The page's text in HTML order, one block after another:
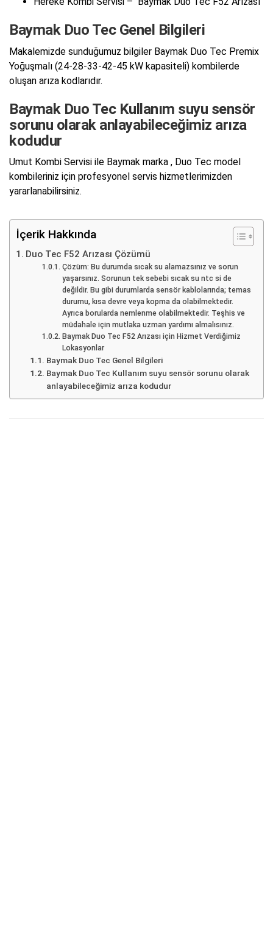
Baymak Duo Tec Genel Bilgileri
Makalemizde sunduğumuz bilgiler Baymak Duo Tec Premix
Yoğuşmalı (24-28-33-42-45 kW kapasiteli) kombilerde
oluşan arıza kodlarıdır.
Baymak Duo Tec Kullanım suyu sensör
sorunu olarak anlayabileceğimiz arıza
kodudur
Umut Kombi Servisi ile Baymak marka , Duo Tec model
kombileriniz için profesyonel servis hizmetlerimizden
yararlanabilirsiniz.
İçerik Hakkında
Duo Tec F52 Arızası Çözümü
Çözüm: Bu durumda sıcak su alamazsınız ve sorun
yaşarsınız. Sorunun tek sebebi sıcak su ntc si de
değildir. Bu gibi durumlarda sensör kablolarında; temas
durumu, kısa devre veya kopma da olabilmektedir.
Ayrıca borularda nemlenme olabilmektedir. Teşhis ve
müdahale için mutlaka uzman yardımı almalısınız.
Baymak Duo Tec F52 Arızası için Hizmet Verdiğimiz
Lokasyonlar
Baymak Duo Tec Genel Bilgileri
Baymak Duo Tec Kullanım suyu sensör sorunu olarak
anlayabileceğimiz arıza kodudur